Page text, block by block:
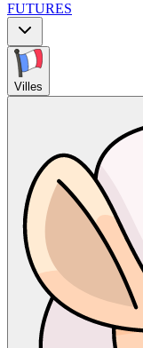
FUTURES
Villes